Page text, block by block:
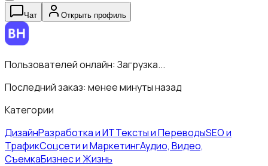
Чат Открыть профиль
Пользователей онлайн: Загрузка...
Последний заказ: менее минуты назад
Категории
ДизайнРазработка и ИТТексты и ПереводыSEO и
ТрафикСоцсети и МаркетингАудио, Видео,
СъемкаБизнес и Жизнь